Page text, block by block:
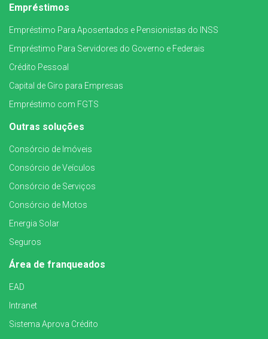
Empréstimos
Empréstimo Para Aposentados e Pensionistas do INSS
Empréstimo Para Servidores do Governo e Federais
Crédito Pessoal
Capital de Giro para Empresas
Empréstimo com FGTS
Outras soluções
Consórcio de Imóveis
Consórcio de Veículos
Consórcio de Serviços
Consórcio de Motos
Energia Solar
Seguros
Área de franqueados
EAD
Intranet
Sistema Aprova Crédito